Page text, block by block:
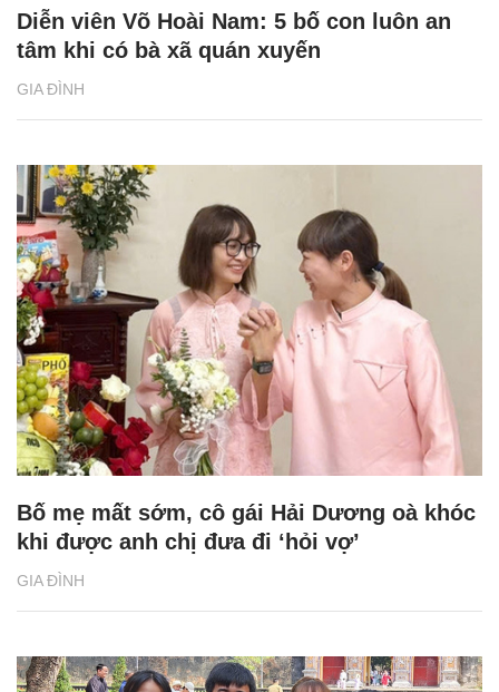
GIA ĐÌNH
Diễn viên Võ Hoài Nam: 5 bố con luôn an
tâm khi có bà xã quán xuyến
GIA ĐÌNH
Bố mẹ mất sớm, cô gái Hải Dương oà khóc
khi được anh chị đưa đi ‘hỏi vợ’